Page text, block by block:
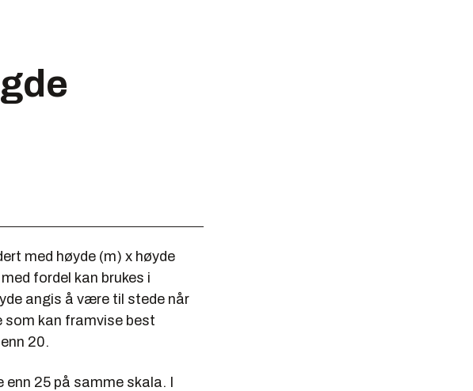
med høyde (m) x høyde
fordel kan brukes i
angis å være til stede når
som kan framvise best
20.
25 på samme skala. I